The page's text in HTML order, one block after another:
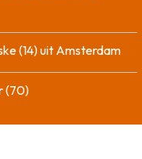
(14) uit Amsterdam
(70)